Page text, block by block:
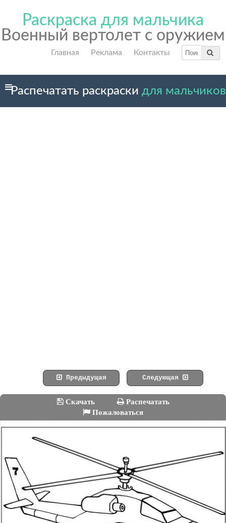
Раскраска для мальчика
Военный вертолет с оружием
Главная Реклама Контакты
Распечатать раскраски для мальчиков
Предыдущая Следующая
Скачать
Распечатать
Пожаловаться